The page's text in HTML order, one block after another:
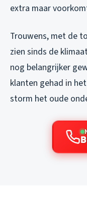
extra maar
Trouwens, met de
zien sinds de
nog belangrijker
klanten gehad in
storm het oude